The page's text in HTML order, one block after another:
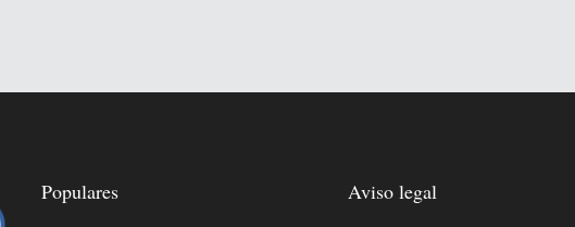
Populares Aviso legal